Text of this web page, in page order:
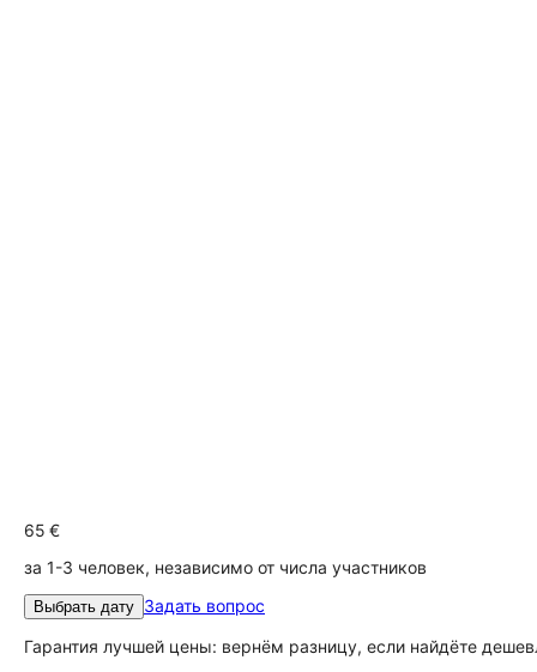
65 €
за 1-3 человек, независимо от числа участников
Выбрать дату Задать вопрос
Гарантия лучшей цены: вернём разницу, если найдёте